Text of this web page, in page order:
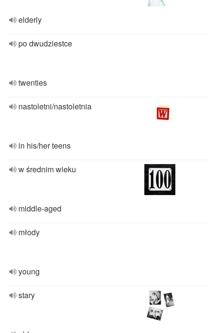
elderly
po dwudziestce
twenties
nastoletni/nastoletnia
in his/her teens
w średnim wieku
middle-aged
młody
young
stary